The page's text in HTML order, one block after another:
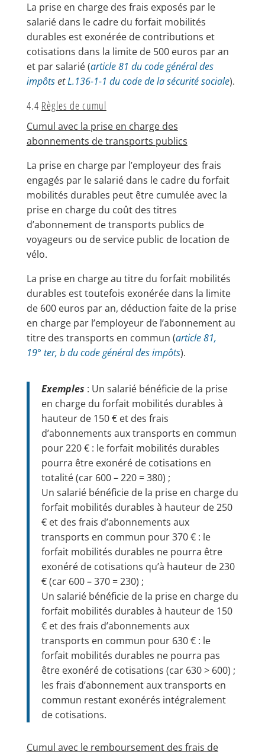
La prise en charge des frais exposés par le
salarié dans le cadre du forfait mobilités
durables est exonérée de contributions et
cotisations dans la limite de 500 euros par an
et par salarié (article 81 du code général des
impôtsetL.136-1-1 du code de la sécurité sociale).
4.4 Règles de cumul
Cumul avec la prise en charge des
abonnements de transports publics
La prise en charge par l’employeur des frais
engagés par le salarié dans le cadre du forfait
mobilités durables peut être cumulée avec la
prise en charge du coût des titres
d’abonnement de transports publics de
voyageurs ou de service public de location de
vélo.
La prise en charge au titre du forfait mobilités
durables est toutefois exonérée dans la limite
de 600 euros par an, déduction faite de la prise
en charge par l’employeur de l’abonnement au
titre des transports en commun (article 81,
19° ter, b du code général des impôts).
Exemples : Un salarié bénéficie de la prise
en charge du forfait mobilités durables à
hauteur de 150 € et des frais
d’abonnements aux transports en commun
pour 220 € : le forfait mobilités durables
pourra être exonéré de cotisations en
totalité (car 600 – 220 = 380) ;
Un salarié bénéficie de la prise en charge du
forfait mobilités durables à hauteur de 250
€ et des frais d’abonnements aux
transports en commun pour 370 € : le
forfait mobilités durables ne pourra être
exonéré de cotisations qu’à hauteur de 230
€ (car 600 – 370 = 230) ;
Un salarié bénéficie de la prise en charge du
forfait mobilités durables à hauteur de 150
€ et des frais d’abonnements aux
transports en commun pour 630 € : le
forfait mobilités durables ne pourra pas
être exonéré de cotisations (car 630 > 600) ;
les frais d’abonnement aux transports en
commun restant exonérés intégralement
de cotisations.
Cumul avec le remboursement des frais de